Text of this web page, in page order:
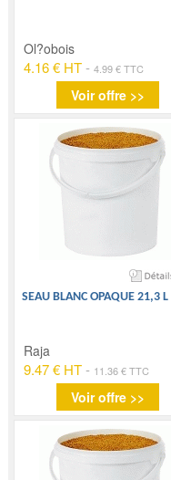
Ol?obois
4.16 € HT -4.99 € TTC
Voir offre >>
SEAU BLANC OPAQUE 21,3 L
Raja
9.47 € HT - 11.36 € TTC
Voir offre >>